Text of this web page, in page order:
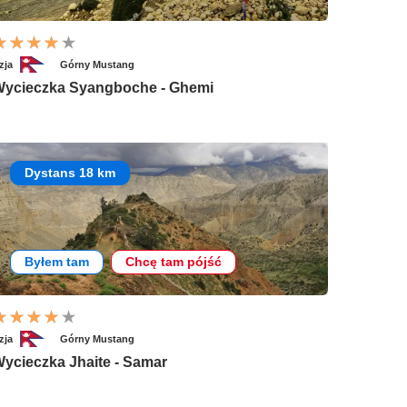
Górny Mustang
Syangboche - Ghemi
Dystans 18 km
Byłem tam Chcę tam pójść
Górny Mustang
Jhaite - Samar